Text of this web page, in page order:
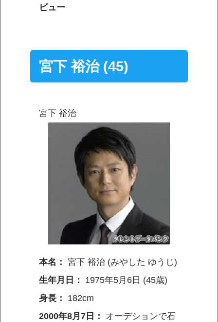
ビュー
宮下 裕治 (45)
宮下 裕治
本名： 宮下 裕治 (みやした ゆうじ)
生年月日：
1975年5月6日 (45歳)
身長：
182cm
2000年8月7日：
オーデションで石